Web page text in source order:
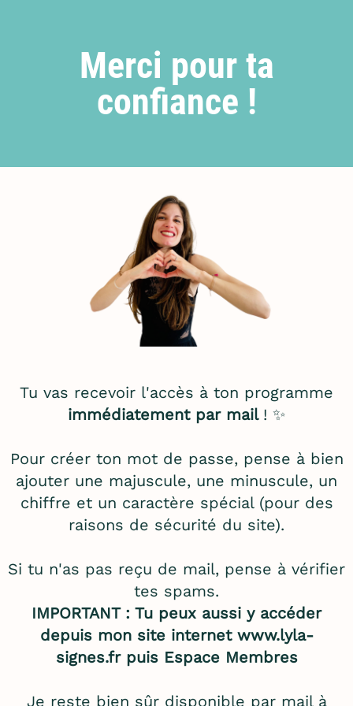
Merci pour ta
confiance !
Tu vas recevoir l'accès à ton programme
immédiatement par mail ! ✨
Pour créer ton mot de passe, pense à bien
ajouter une majuscule, une minuscule, un
chiffre et un caractère spécial (pour des
raisons de sécurité du site).
Si tu n'as pas reçu de mail, pense à vérifier
tes spams.
IMPORTANT : Tu peux aussi y accéder
depuis mon site internet www.lyla-
signes.frpuis Espace Membres
Je reste bien sûr disponible par mail à